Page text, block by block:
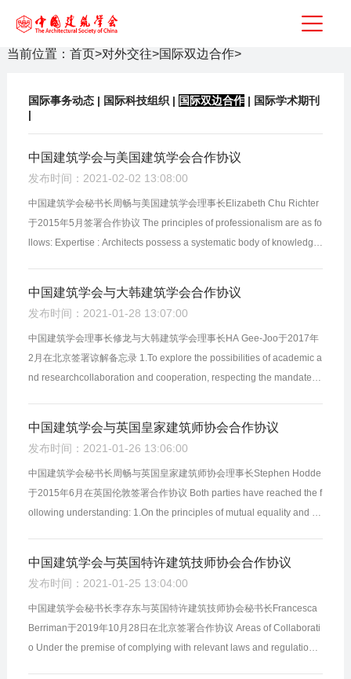
当前位置： 首页>对外交往>国际双边合作>
国际事务动态| 国际科技组织| 国际双边合作| 国际学术期刊
|
中国建筑学会与美国建筑学会合作协议
发布时间：2021-02-02 13:08:00
中国建筑学会秘书长周畅与美国建筑学会理事长Elizabeth Chu Richter
于2015年5月签署合作协议 The principles of professionalism are as fo
llows: Expertise : Architects possess a systematic body of knowledge,
中国建筑学会与大韩建筑学会合作协议
发布时间：2021-01-28 13:07:00
中国建筑学会理事长修龙与大韩建筑学会理事长HA Gee-Joo于2017年
2月在北京签署谅解备忘录 1.To explore the possibilities of academic a
nd researchcollaboration and cooperation, respecting the mandate a
中国建筑学会与英国皇家建筑师协会合作协议
发布时间：2021-01-26 13:06:00
中国建筑学会秘书长周畅与英国皇家建筑师协会理事长Stephen Hodde
于2015年6月在英国伦敦签署合作协议 Both parties have reached the f
ollowing understanding: 1.On the principles of mutual equality and m
中国建筑学会与英国特许建筑技师协会合作协议
发布时间：2021-01-25 13:04:00
中国建筑学会秘书长李存东与英国特许建筑技师协会秘书长Francesca
Berriman于2019年10月28日在北京签署合作协议 Areas of Collaborati
o Under the premise of complying with relevant laws and regulations,